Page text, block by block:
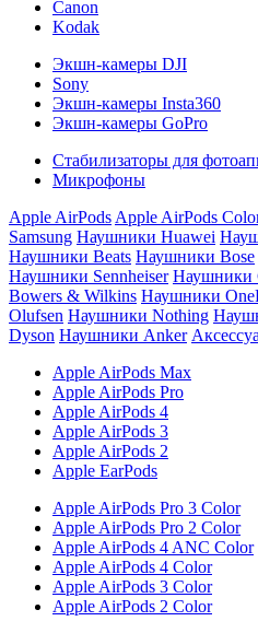
Canon
Kodak
Экшн-камеры DJI
Sony
Экшн-камеры Insta360
Экшн-камеры GoPro
Стабилизаторы для
Микрофоны
Apple AirPods Apple AirPods
Samsung Наушники Huawei
Наушники Beats Наушники Bose
Наушники Sennheiser Наушники
Bowers & Wilkins Наушники
Olufsen Наушники Nothing
Dyson Наушники Anker
Apple AirPods Max
Apple AirPods Pro
Apple AirPods 4
Apple AirPods 3
Apple AirPods 2
Apple EarPods
Apple AirPods Pro 3 Color
Apple AirPods Pro 2 Color
Apple AirPods 4 ANC Color
Apple AirPods 4 Color
Apple AirPods 3 Color
Apple AirPods 2 Color